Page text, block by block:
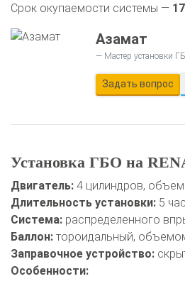
Срок окупаемости системы —
Азамат
Мастер установки
Задать вопрос
Установка ГБО на
Двигатель: 4 цилиндров,
Длительность установки: 5
Система: распределенного
Баллон: тороидальный,
Заправочное устройство:
Особенности: